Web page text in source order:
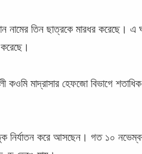
তিন ছাত্রকে মারধর করেছে। এ
করেছে।
মাদ্রাসার হেফজো বিভাগে
নির্যাতন করে আসছেন। গত ১০ নভেম্বর